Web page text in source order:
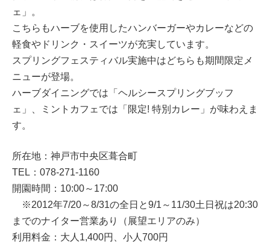
ェ」。
こちらもハーブを使用したハンバーガーやカレーなどの
軽食やドリンク・スイーツが充実しています。
スプリングフェスティバル実施中はどちらも期間限定メ
ニューが登場。
ハーブダイニングでは「ヘルシースプリングブッフ
ェ」、ミントカフェでは「限定! 特別カレー」が味わえま
す。
所在地：神戸市中央区葺合町
TEL：078-271-1160
開園時間：10:00～17:00
※2012年7/20～8/31の全日と9/1～11/30土日祝は20:30
までのナイター営業あり（展望エリアのみ）
利用料金：大人1,400円、小人700円